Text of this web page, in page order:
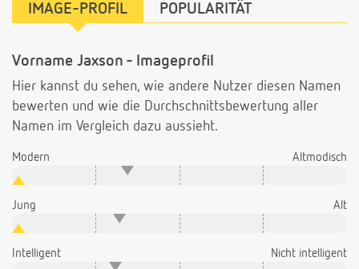
IMAGE-PROFIL POPULARITÄT
Vorname Jaxson - Imageprofil
Hier kannst du sehen, wie andere Nutzer diesen Namen
bewerten und wie die Durchschnittsbewertung aller
Namen im Vergleich dazu aussieht.
Modern Altmodisch
Jung Alt
Intelligent Nicht intelligent